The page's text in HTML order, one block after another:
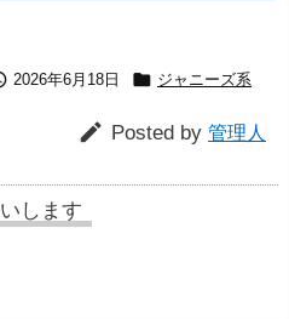
2026年6月18日  ジャニーズ系
 Posted by 管理人
します